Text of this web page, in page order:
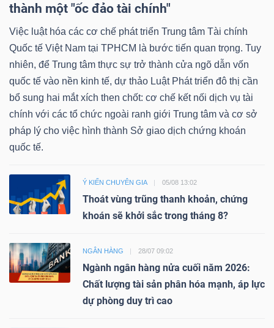
thành một "ốc đảo tài chính"
Việc luật hóa các cơ chế phát triển Trung tâm Tài chính
Quốc tế Việt Nam tại TPHCM là bước tiến quan trọng. Tuy
nhiên, để Trung tâm thực sự trở thành cửa ngõ dẫn vốn
quốc tế vào nền kinh tế, dự thảo Luật Phát triển đô thị cần
bổ sung hai mắt xích then chốt: cơ chế kết nối dịch vụ tài
chính với các tổ chức ngoài ranh giới Trung tâm và cơ sở
pháp lý cho việc hình thành Sở giao dịch chứng khoán
quốc tế.
Ý KIẾN CHUYÊN GIA 05/08 13:02
Thoát vùng trũng thanh khoản, chứng
khoán sẽ khởi sắc trong tháng 8?
NGÂN HÀNG 28/07 09:02
Ngành ngân hàng nửa cuối năm 2026:
Chất lượng tài sản phân hóa mạnh, áp lực
dự phòng duy trì cao